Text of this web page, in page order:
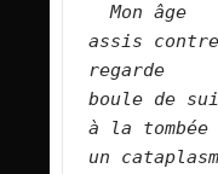
Mon
assis
regarde
boule de
à la
un